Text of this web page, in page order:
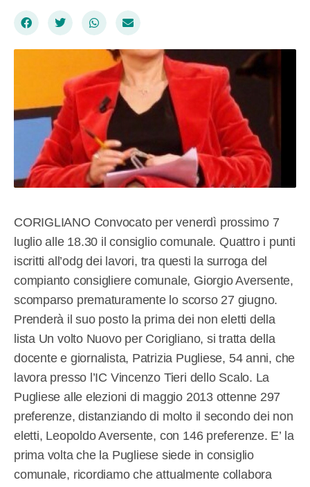
CORIGLIANO Convocato per venerdì prossimo 7
luglio alle 18.30 il consiglio comunale. Quattro i punti
iscritti all’odg dei lavori, tra questi la surroga del
compianto consigliere comunale, Giorgio Aversente,
scomparso prematuramente lo scorso 27 giugno.
Prenderà il suo posto la prima dei non eletti della
lista Un volto Nuovo per Corigliano, si tratta della
docente e giornalista, Patrizia Pugliese, 54 anni, che
lavora presso l’IC Vincenzo Tieri dello Scalo. La
Pugliese alle elezioni di maggio 2013 ottenne 297
preferenze, distanziando di molto il secondo dei non
eletti, Leopoldo Aversente, con 146 preferenze. E’ la
prima volta che la Pugliese siede in consiglio
comunale, ricordiamo che attualmente collabora